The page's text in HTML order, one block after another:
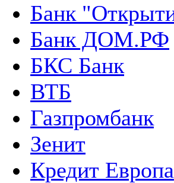
Банк
Банк ДОМ.РФ
БКС Банк
ВТБ
Газпромбанк
Зенит
Кредит Европа